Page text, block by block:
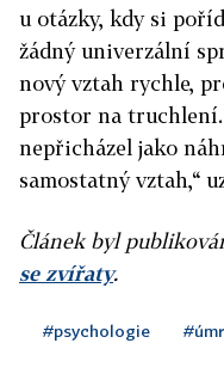
u otázky, kdy si
žádný univerzální
nový vztah rychle,
prostor na truchlení.
nepřicházel jako
samostatný vztah,“
Článek byl
se zvířaty.
#psychologie